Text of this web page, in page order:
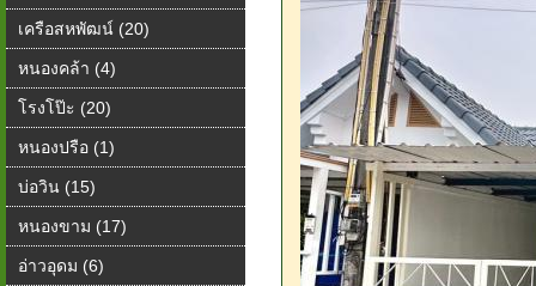
เครือสหพัฒน์ (20)
หนองคล้า (4)
โรงโป๊ะ (20)
หนองปรือ (1)
บ่อวิน (15)
หนองขาม (17)
อ่าวอุดม (6)